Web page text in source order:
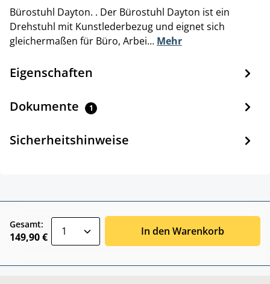
Bürostuhl Dayton. . Der Bürostuhl Dayton ist ein
Drehstuhl mit Kunstlederbezug und eignet sich
gleichermaßen für Büro, Arbei… Mehr
Eigenschaften
Dokumente 1
Sicherheitshinweise
Gesamt:
149,90 € In den Warenkorb